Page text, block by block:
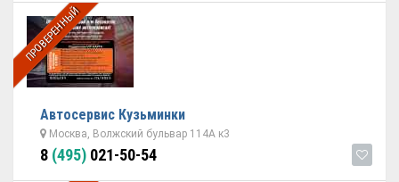
ПРОВЕРЕННЫЙ
Автосервис Кузьминки
Москва, Волжский бульвар 114А к3
8 (495) 021-50-54